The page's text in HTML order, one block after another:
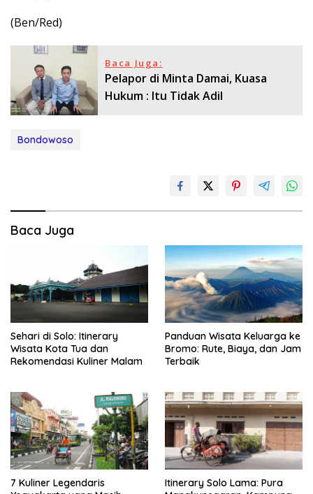
(Ben/Red)
Baca Juga:
Pelapor di Minta Damai, Kuasa
Hukum : Itu Tidak Adil
Bondowoso
Baca Juga
Sehari di Solo: Itinerary
Wisata Kota Tua dan
Rekomendasi Kuliner Malam
Panduan Wisata Keluarga ke
Bromo: Rute, Biaya, dan Jam
Terbaik
7 Kuliner Legendaris
Itinerary Solo Lama: Pura